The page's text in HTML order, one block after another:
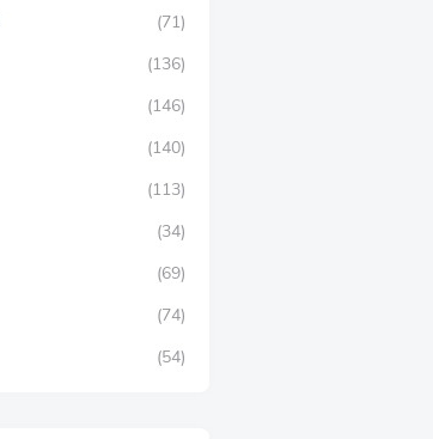
(71)
(136)
(146)
(140)
(113)
(34)
(69)
(74)
(54)